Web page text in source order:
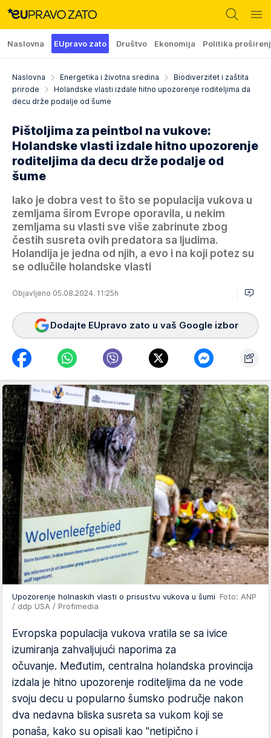
Naslovna EUpravo zato Društvo Ekonomija Politika
Naslovna Energetika i životna sredina
Biodiverzitet i zaštita
prirode
Holandske vlasti izdale hitno upozorenje roditeljima da
decu drže podalje od šume
Pištoljima za peintbol na vukove:
Holandske vlasti izdale hitno upozorenje
roditeljima da decu drže podalje od
šume
Iako je dobra vest to što se populacija vukova u
zemljama širom Evrope oporavila, u nekim
zemljama su vlasti sve više zabrinute zbog
čestih susreta ovih predatora sa ljudima.
Holandija je jedna od njih, a evo i na koji potez su
se odlučile holandske vlasti
Objavljeno 05.08.2024. 11:25h
Dodajte EUpravo zato u vaš Google izbor
Upozorenje holnaskih vlasti o prisustvu vukova u šumi Foto: ANP
/ ddp USA / Profimedia
Evropska populacija vukova vratila se sa ivice
izumiranja zahvaljujući naporima za
očuvanje. Međutim, centralna holandska provincija
izdala je hitno upozorenje roditeljima da ne vode
svoju decu u popularno šumsko područje nakon
dva nedavna bliska susreta sa vukom koji se
ponaša, kako su opisali kao "netipično i